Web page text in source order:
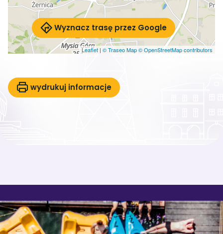
Leaflet | © Traseo Map© OpenStreetMap contributors
Wyznacz trasę przez Google
wydrukuj informacje